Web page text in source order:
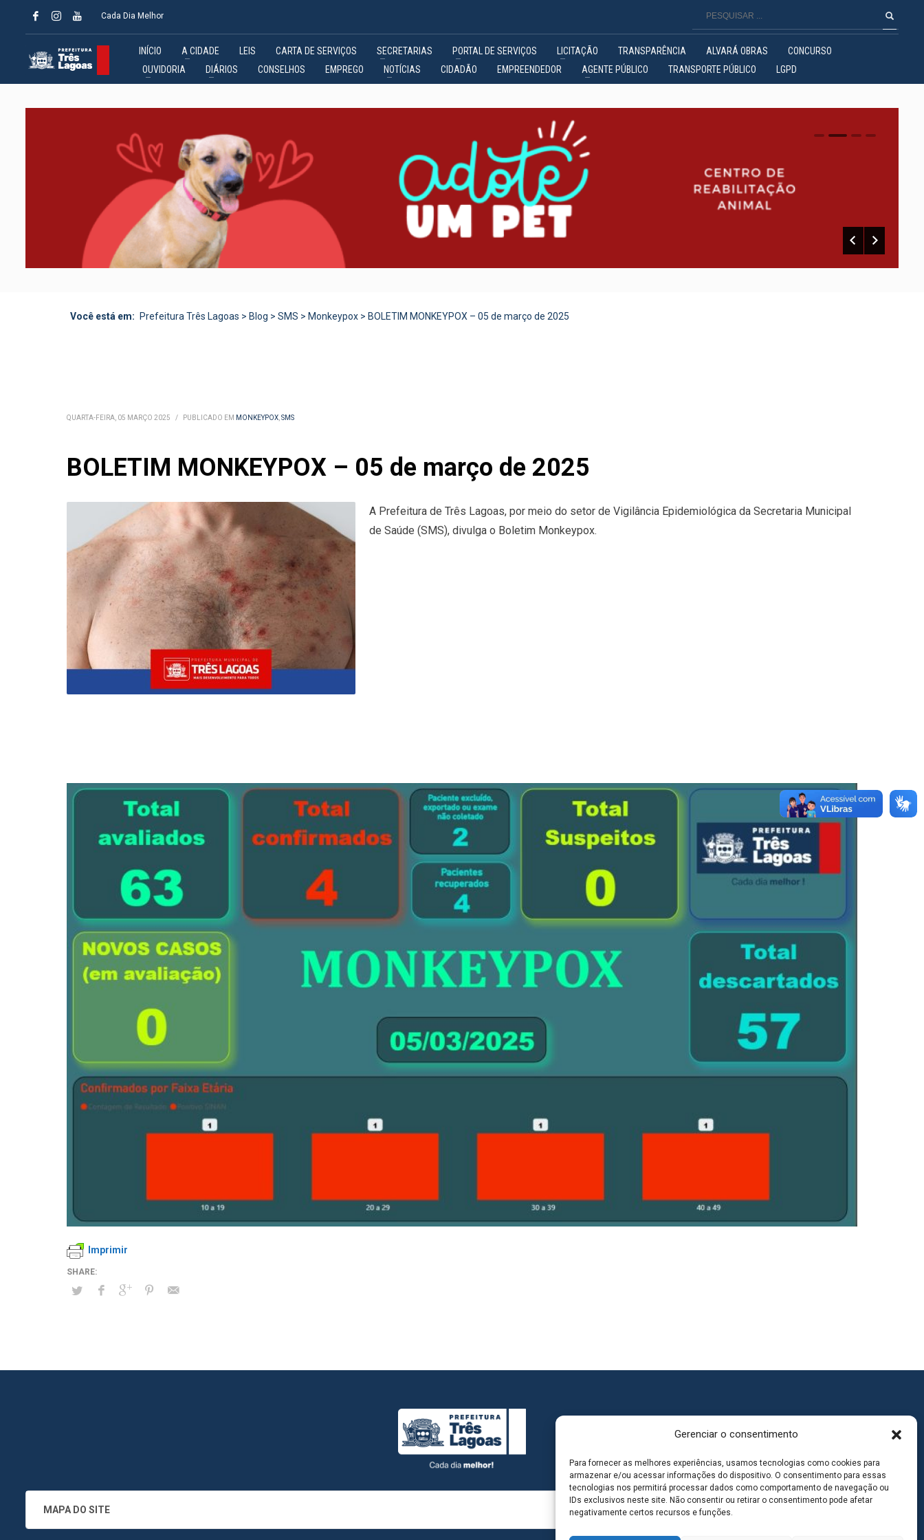
Gerenciar o consentimento
Para fornecer as melhores experiências, usamos tecnologias como cookies para
armazenar e/ou acessar informações do dispositivo. O consentimento para essas
tecnologias nos permitirá processar dados como comportamento de navegação ou
IDs exclusivos neste site. Não consentir ou retirar o consentimento pode afetar
negativamente certos recursos e funções.
Cada Dia Melhor
INÍCIO A CIDADE LEIS CARTA DE SERVIÇOS SECRETARIAS PORTAL DE SERVIÇOS LICITAÇÃO TRANSPARÊNCIA ALVARÁ OBRAS
CONCURSO
OUVIDORIA
DIÁRIOS CONSELHOS EMPREGO NOTÍCIAS CIDADÃO EMPREENDEDOR AGENTE PÚBLICO TRANSPORTE PÚBLICO LGPD
0 1 2
Você está em: Prefeitura Três Lagoas > Blog > SMS > Monkeypox > BOLETIM MONKEYPOX – 05 de março de 2025
QUARTA-FEIRA, 05 MARÇO 2025 / PUBLICADO EM MONKEYPOX,SMS
BOLETIM MONKEYPOX – 05 de março de 2025
A Prefeitura de Três Lagoas, por meio do setor de Vigilância Epidemiológica da Secretaria Municipal
de Saúde (SMS), divulga o Boletim Monkeypox.
Imprimir
MAPA DO SITE